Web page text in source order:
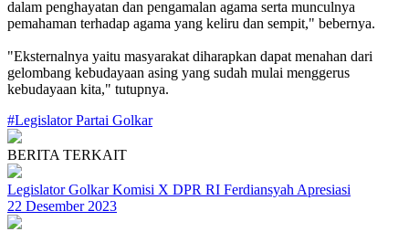
dalam penghayatan dan pengamalan agama serta munculnya
pemahaman terhadap agama yang keliru dan sempit," bebernya.
"Eksternalnya yaitu masyarakat diharapkan dapat menahan dari
gelombang kebudayaan asing yang sudah mulai menggerus
kebudayaan kita," tutupnya.
#Legislator Partai Golkar
BERITA TERKAIT
Legislator Golkar Komisi X DPR RI Ferdiansyah Apresiasi
22 Desember 2023